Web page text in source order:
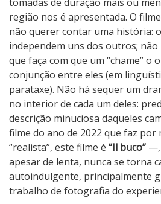
região nos é apresentada. O
não querer contar uma história:
independem uns dos outros;
que faça com que um “chame” o
conjunção entre eles (em
parataxe). Não há sequer um
no interior de cada um deles:
descrição minuciosa daqueles
filme do ano de 2022 que faz
“realista”, este filme é “Il buco” —,
apesar de lenta, nunca se torna
autoindulgente, principalmente
trabalho de fotografia do